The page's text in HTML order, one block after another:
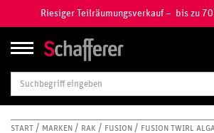
Riesiger Teilräumungsverkauf – bis zu
START MARKEN RAK FUSION FUSION TWIRL ALGA